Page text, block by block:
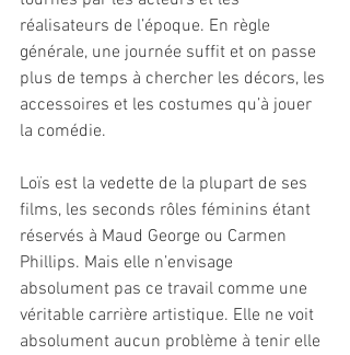
réalisateurs de l’époque. En règle
générale, une journée suffit et on passe
plus de temps à chercher les décors, les
accessoires et les costumes qu’à jouer
la comédie.
Loïs est la vedette de la plupart de ses
films, les seconds rôles féminins étant
réservés à Maud George ou Carmen
Phillips. Mais elle n’envisage
absolument pas ce travail comme une
véritable carrière artistique. Elle ne voit
absolument aucun problème à tenir elle